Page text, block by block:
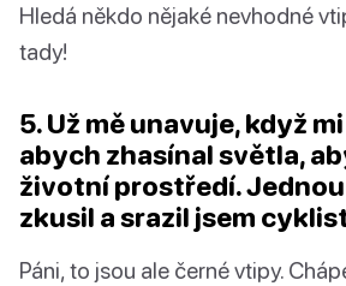
Hledá někdo nějaké nevhodné
tady!
5. Už mě unavuje, když
abych zhasínal světla,
životní prostředí.
zkusil a srazil jsem
Páni, to jsou ale černé vtipy.